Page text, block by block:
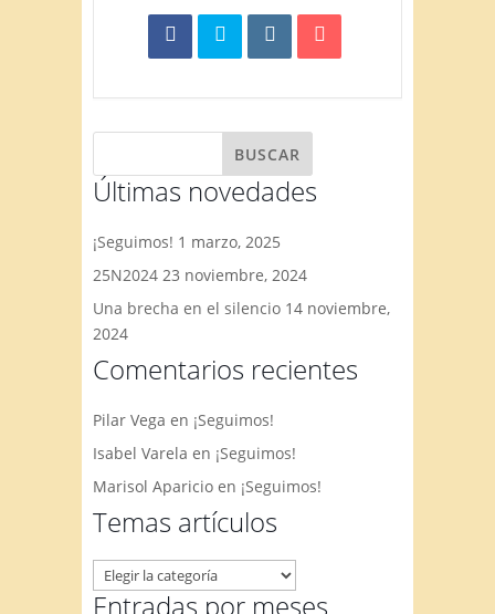
Últimas novedades
¡Seguimos! 1 marzo, 2025
25N2024 23 noviembre, 2024
Una brecha en el silencio 14 noviembre,
2024
Comentarios recientes
Pilar Vega en ¡Seguimos!
Isabel Varela en ¡Seguimos!
Marisol Aparicio en ¡Seguimos!
Temas artículos
Temas
artículos
Entradas por meses